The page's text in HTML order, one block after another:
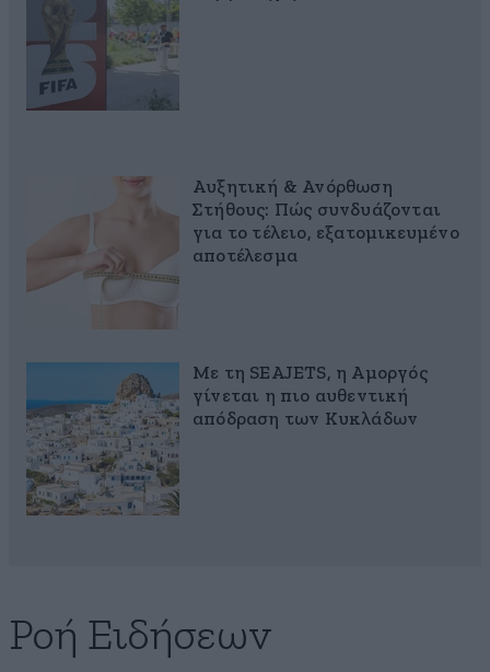
Αυξητική & Ανόρθωση
Στήθους: Πώς συνδυάζονται
για το τέλειο, εξατομικευμένο
αποτέλεσμα
Με τη SEAJETS, η Αμοργός
γίνεται η πιο αυθεντική
απόδραση των Κυκλάδων
Ροή Ειδήσεων